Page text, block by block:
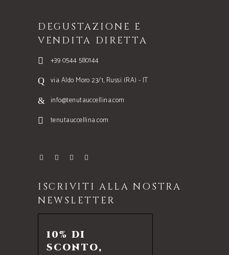
DEGUSTAZIONE E
VENDITA DIRETTA
+39 0544 580144
via Aldo Moro 23/1, Russi (RA) - IT
info@tenutauccellina.com
tenutauccellina.com
ISCRIVITI ALLA NOSTRA
NEWSLETTER
10% DI
SCONTO,